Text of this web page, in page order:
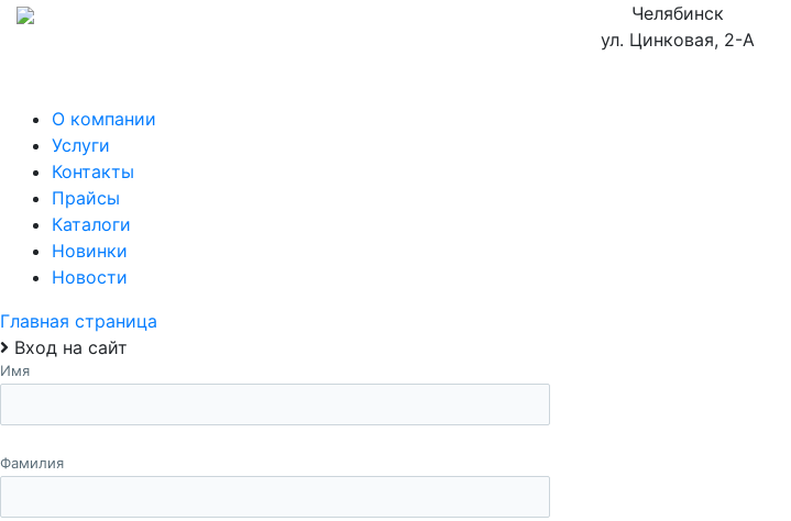
Челябинск
ул. Цинковая, 2-А
О компании
Услуги
Контакты
Прайсы
Каталоги
Новинки
Новости
Главная страница
Вход на сайт
Имя
Фамилия